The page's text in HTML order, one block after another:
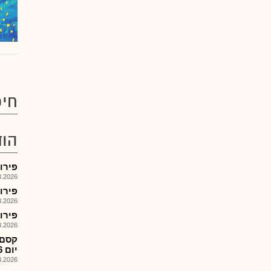
פירוק
17:59
פירוק
17:59
פירוק
17:58
יום 9.3.26
09:50